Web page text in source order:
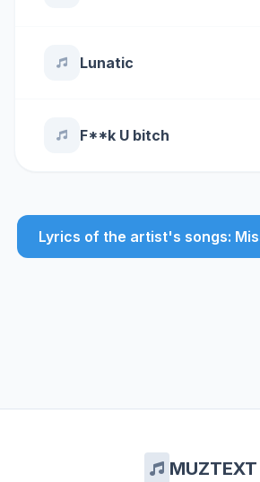
Lunatic
F**k U bitch
Lyrics of the artist's songs:
MUZTEXT